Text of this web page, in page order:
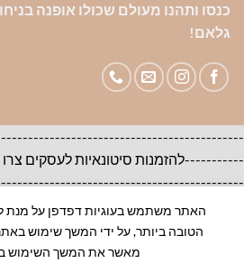
כנסו ותהנו מעולם שכולו אופנה
גלאם!
אודות צור קשר שאלות
100% ORIGINAL BRANDS-House of Brands
האתר משתמש בעוגיות דפדפן על מנת
הטובה ביותר, על ידי המשך שימוש
מאשר את המשך השימוש